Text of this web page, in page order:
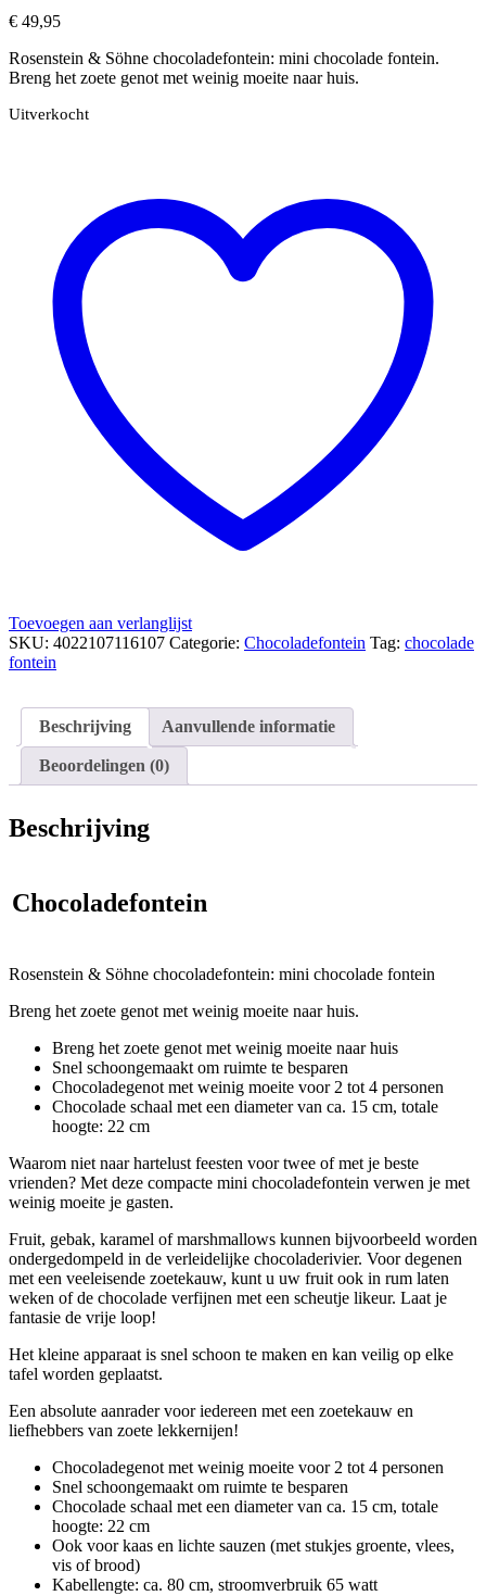
€ 49,95
Rosenstein & Söhne chocoladefontein: mini chocolade fontein.
Breng het zoete genot met weinig moeite naar huis.
Uitverkocht
Toevoegen aan verlanglijst
SKU: 4022107116107 Categorie: Chocoladefontein Tag: chocolade
fontein
Beschrijving Aanvullende informatie
Beoordelingen (0)
Beschrijving
Chocoladefontein
Rosenstein & Söhne chocoladefontein: mini chocolade fontein
Breng het zoete genot met weinig moeite naar huis.
Breng het zoete genot met weinig moeite naar huis
Snel schoongemaakt om ruimte te besparen
Chocoladegenot met weinig moeite voor 2 tot 4 personen
Chocolade schaal met een diameter van ca. 15 cm, totale
hoogte: 22 cm
Waarom niet naar hartelust feesten voor twee of met je beste
vrienden? Met deze compacte mini chocoladefontein verwen je met
weinig moeite je gasten.
Fruit, gebak, karamel of marshmallows kunnen bijvoorbeeld worden
ondergedompeld in de verleidelijke chocoladerivier. Voor degenen
met een veeleisende zoetekauw, kunt u uw fruit ook in rum laten
weken of de chocolade verfijnen met een scheutje likeur. Laat je
fantasie de vrije loop!
Het kleine apparaat is snel schoon te maken en kan veilig op elke
tafel worden geplaatst.
Een absolute aanrader voor iedereen met een zoetekauw en
liefhebbers van zoete lekkernijen!
Chocoladegenot met weinig moeite voor 2 tot 4 personen
Snel schoongemaakt om ruimte te besparen
Chocolade schaal met een diameter van ca. 15 cm, totale
hoogte: 22 cm
Ook voor kaas en lichte sauzen (met stukjes groente, vlees,
vis of brood)
Kabellengte: ca. 80 cm, stroomverbruik 65 watt